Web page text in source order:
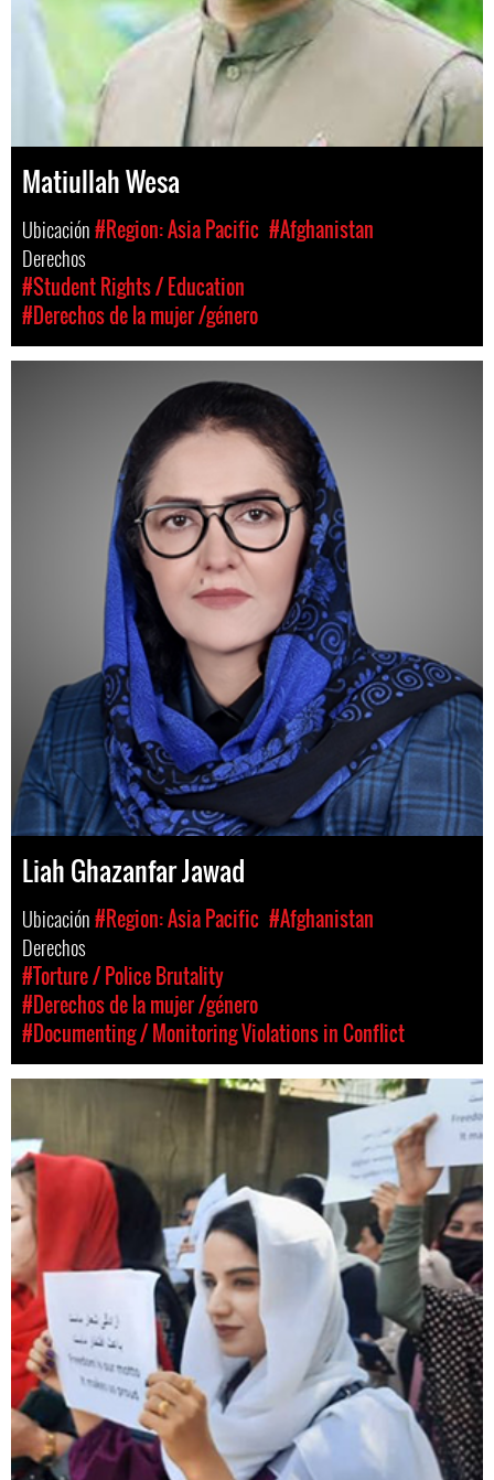
Matiullah Wesa
Ubicación#Region: Asia Pacific #Afghanistan
Derechos
#Student Rights / Education
#Derechos de la mujer /género
Liah Ghazanfar Jawad
Ubicación#Region: Asia Pacific #Afghanistan
Derechos
#Torture / Police Brutality
#Derechos de la mujer /género
#Documenting / Monitoring Violations in Conflict